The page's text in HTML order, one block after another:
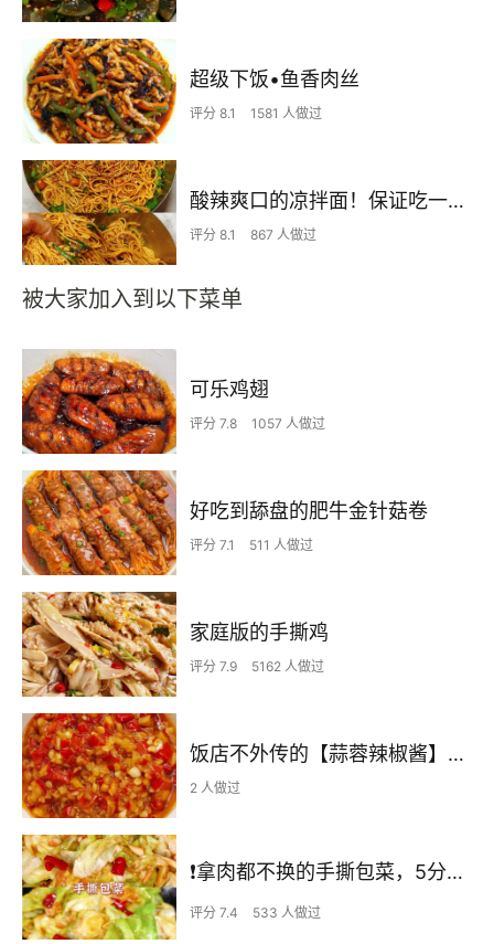
超级下饭•鱼香肉丝
评分 8.1 1581 人做过
酸辣爽口的凉拌面！保证吃一次就上瘾
评分 8.1 867 人做过
被大家加入到以下菜单
可乐鸡翅
评分 7.8 1057 人做过
好吃到舔盘的肥牛金针菇卷
评分 7.1 511 人做过
家庭版的手撕鸡
评分 7.9 5162 人做过
饭店不外传的【蒜蓉辣椒酱】自己在家也可以做出
2 人做过
❗拿肉都不换的手撕包菜，5分钟快手家常菜🔥
评分 7.4 533 人做过